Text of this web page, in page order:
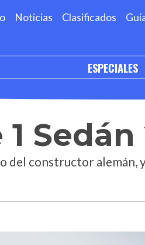
Noticias Clasificados
ESPECIALES
del constructor alemán,